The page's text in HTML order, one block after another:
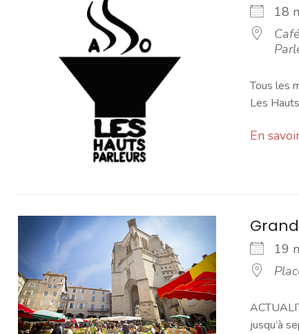
18
Tous les
Les
En
19
jusqu’à